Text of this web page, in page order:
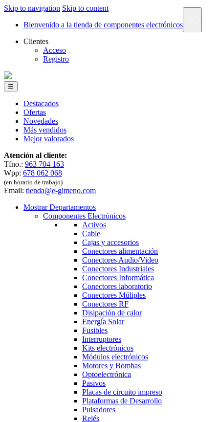
Skip to navigation Skip to content
Bienvenido a la tienda de componentes electrónicos
Clientes
Acceso
Registro
☰
Destacados
Ofertas
Novedades
Más vendidos
Mejor valorados
Atención al cliente:
Tfno.: 963 704 163
Wpp: 678 062 068
(en horario de trabajo)
Email: tienda@e-gimeno.com
Mostrar Departamentos
Componentes Electrónicos
Activos
Cable
Cajas y accesorios
Conectores alimentación
Conectores Audio/Video
Conectores Industriales
Conectores Informática
Conectores laboratorio
Conectores Múliples
Conectores RF
Disipación de calor
Energía Solar
Fusibles
Interruptores
Kits electrónicos
Módulos electrónicos
Motores y Bombas
Optoelectrónica
Pasivos
Placas de circuito impreso
Plataformas de Desarrollo
Pulsadores
Relés